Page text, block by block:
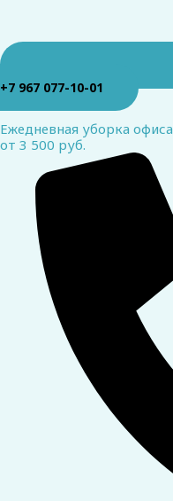
+7 967 077-10-01
Ежедневная уборка офиса
от 3 500 руб.